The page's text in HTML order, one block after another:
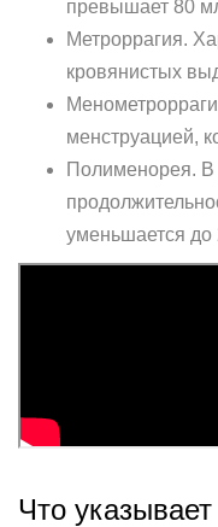
превышает 80
Метроррагия.
кровянистых
менструацией,
Полименорея. В
уменьшается до
Что